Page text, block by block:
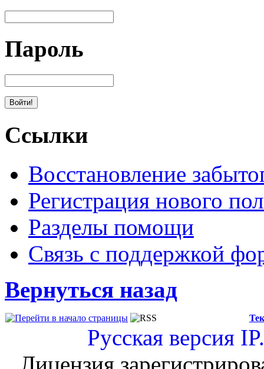
Пароль
Ссылки
Восстановление
Регистрация нового
Разделы помощи
Связь с поддержкой
Вернуться назад
Русская версия
Лицензия